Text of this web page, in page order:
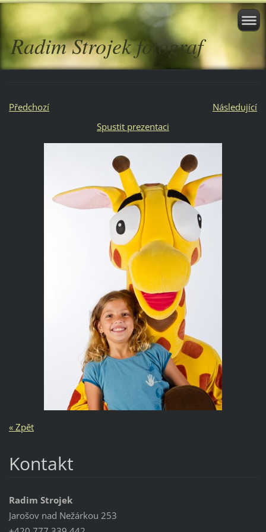
Radim Strojek fotograf
Předchozí
Následující
Spustit prezentaci
« Zpět
Kontakt
Radim Strojek
Jarošov nad Nežárkou 253